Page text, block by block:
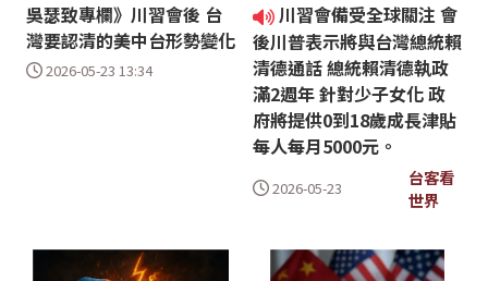
吳瑟致專欄》川習會後 台
灣要認清的美中台形勢變化
2026-05-23 13:34
川習會備受全球關注 會
後川普表示將與台灣總統賴
清德通話 總統賴清德執政
滿2週年 針對少子女化 政
府將提供0到18歲成長津貼
每人每月5000元。
2026-05-23
台客看
世界